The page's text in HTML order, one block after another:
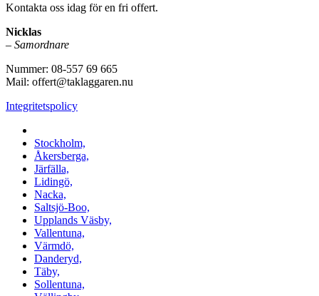
Kontakta oss idag för en fri offert.
Nicklas
– Samordnare
Nummer: 08-557 69 665
Mail: offert@taklaggaren.nu
Integritetspolicy
Stockholm,
Åkersberga,
Järfälla,
Lidingö,
Nacka,
Saltsjö-Boo,
Upplands Väsby,
Vallentuna,
Värmdö,
Danderyd,
Täby,
Sollentuna,